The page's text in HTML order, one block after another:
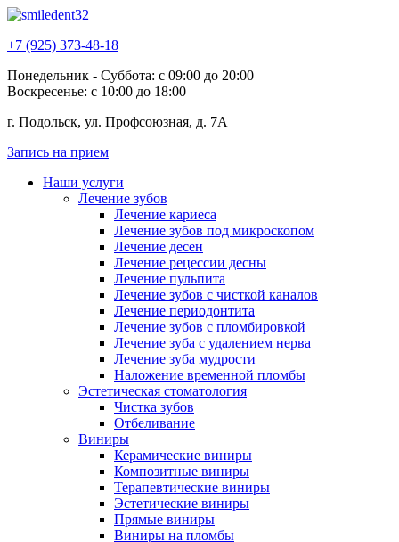
+7 (925) 373-48-18
Понедельник - Суббота: с 09:00 до 20:00
Воскресенье: с 10:00 до 18:00
г. Подольск, ул. Профсоюзная, д. 7А
Запись на прием
Наши услуги
Лечение зубов
Лечение кариеса
Лечение зубов под микроскопом
Лечение десен
Лечение рецессии десны
Лечение пульпита
Лечение зубов с чисткой каналов
Лечение периодонтита
Лечение зубов с пломбировкой
Лечение зуба с удалением нерва
Лечение зуба мудрости
Наложение временной пломбы
Эстетическая стоматология
Чистка зубов
Отбеливание
Виниры
Керамические виниры
Композитные виниры
Терапевтические виниры
Эстетические виниры
Прямые виниры
Виниры на пломбы